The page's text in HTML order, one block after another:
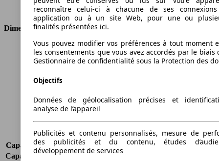
Type de traction
4 roues permanent
Dimensions
Longueur
4365 mm
Hauteur
1685 mm
Empattement
Charge maximale
530 kg
Portes
Sièges
5
Charge sur toit
-
Capacité de remorquage (sans freins) 700 kg
Capacité de remorquage (avec freins)
reconnaître celui-ci à chacune de ses
application ou à un site Web, pour une ou
finalités présentées ici.
Vous pouvez modifier vos préférences à tout moment
les consentements que vous avez accordés par le biais
Gestionnaire de confidentialité sous la Protection des
Objectifs
Données de géolocalisation précises et
analyse de l’appareil
Publicités et contenu personnalisés, mesure de
des publicités et du contenu, études
développement de services